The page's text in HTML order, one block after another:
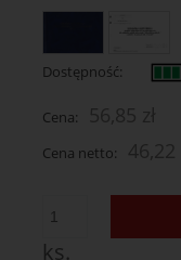
Dostępność:
Cena:
Cena netto:
ks.